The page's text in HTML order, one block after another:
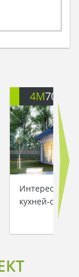
4M708
Интересный
кухней-